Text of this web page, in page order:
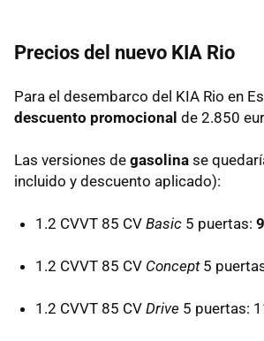
Precios del nuevo KIA Rio
Para el desembarco del KIA Rio en
descuento promocional de 2.850
Las versiones de gasolina se
incluido y descuento aplicado):
1.2 CVVT 85 CV Basic 5 puertas:
1.2 CVVT 85 CV Concept5
1.2 CVVT 85 CV Drive 5 puertas: